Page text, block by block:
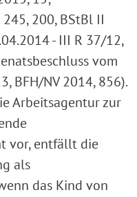
200, BStBl II
- III R 37/12,
vom
BFH/NV 2014, 856).
Arbeitsagentur zur
vor, entfällt die
als
das Kind von